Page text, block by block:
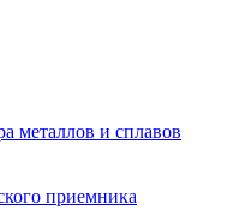
металлов и сплавов
приемника